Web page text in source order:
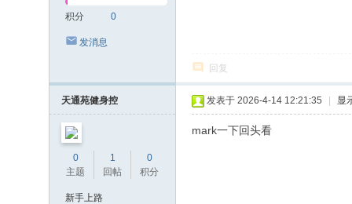
积分 0
发消息
回复
天通苑健身控
0
主题
1
回帖
0
积分
新手上路
发表于 2026-4-14 12:21:35 显
mark一下回头看